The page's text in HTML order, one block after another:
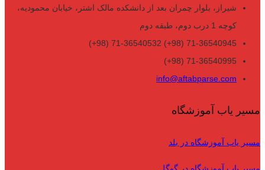
شیراز، بلوار چمران بعد از دانشکده مالک اشتر، خیابان محمودیه،
کوچه 1 درب دوم، طبقه دوم
71-36540945 (98+) 71-36540532 (98+)
71-36540995 (98+)
info@aftabparse.com
مسیر یاب آموزشگاه
مسیر یاب آموزشگاه در بلد